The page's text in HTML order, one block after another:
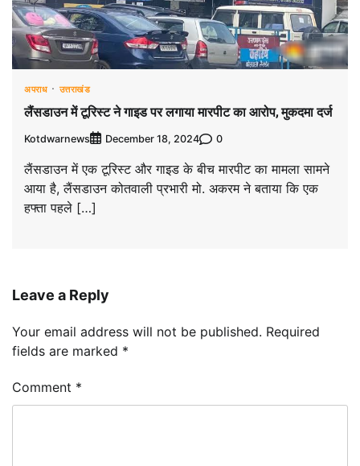
अपराध उत्तराखंड
लैंसडाउन में टूरिस्ट ने गाइड पर लगाया मारपीट का आरोप, मुकदमा दर्ज
Kotdwarnews December 18, 2024 0
लैंसडाउन में एक टूरिस्ट और गाइड के बीच मारपीट का मामला सामने
आया है, लैंसडाउन कोतवाली प्रभारी मो. अकरम ने बताया कि एक
हफ्ता पहले […]
Leave a Reply
Your email address will not be published. Required
fields are marked *
Comment *